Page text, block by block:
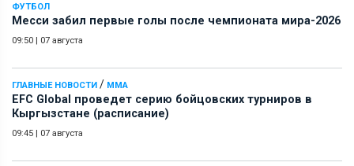
ФУТБОЛ
Месси забил первые голы после чемпионата мира-2026
09:50 | 07 августа
ГЛАВНЫЕ НОВОСТИ / ММА
EFC Global проведет серию бойцовских турниров в
Кыргызстане (расписание)
09:45 | 07 августа